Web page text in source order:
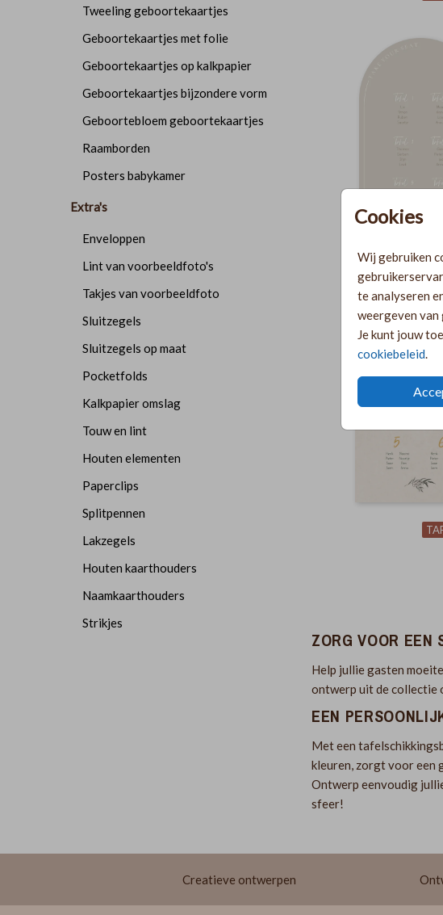
Cookies
Wij gebruiken
te analyseren
weergeven
Je kunt jouw
cookiebeleid.
Tweeling geboortekaartjes
Geboortekaartjes met folie
Geboortekaartjes op kalkpapier
Geboortekaartjes bijzondere vorm
Geboortebloem geboortekaartjes
Raamborden
Posters babykamer
Extra's
Enveloppen
Lint van voorbeeldfoto's
Takjes van voorbeeldfoto
Sluitzegels
Sluitzegels op maat
Pocketfolds
Kalkpapier omslag
Touw en lint
Houten elementen
Paperclips
Splitpennen
Lakzegels
Houten kaarthouders
Naamkaarthouders
Strikjes
ZORG VOOR
Help jullie gasten
ontwerp uit de collectie
EEN
Met een
kleuren, zorgt voor een
Ontwerp eenvoudig
sfeer!
Creatieve ontwerpen